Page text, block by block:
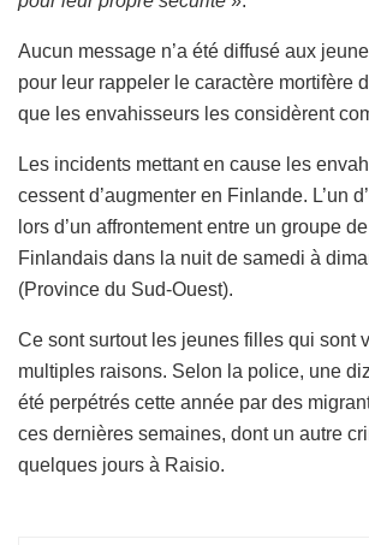
Aucun message n’a été diffusé aux
pour leur rappeler le caractère mortifère
que les envahisseurs les considèrent
Les incidents mettant en cause les
cessent d’augmenter en Finlande. L’un
lors d’un affrontement entre un groupe
Finlandais dans la nuit de samedi à
(Province du Sud-Ouest).
Ce sont surtout les jeunes filles qui sont
multiples raisons. Selon la police, une
été perpétrés cette année par des
ces dernières semaines, dont un autre
quelques jours à Raisio.